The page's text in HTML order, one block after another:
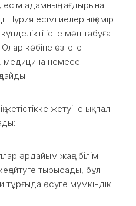
есім адамның тағдырына
есімі иелерінің өмір
істе мән табуға
көбіне өзгеге
медицина немесе
жетістікке жетуіне ықпал
әрдайым жаңа білім
тырысады, бұл
тұрғыда өсуге мүмкіндік